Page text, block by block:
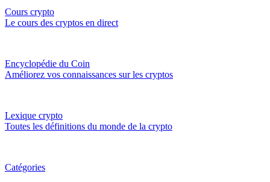
Cours crypto
Le cours des cryptos en direct
Encyclopédie du Coin
Améliorez vos connaissances sur les cryptos
Lexique crypto
Toutes les définitions du monde de la crypto
Catégories